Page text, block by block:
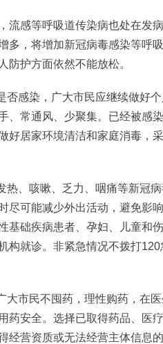
感等呼吸道传染病也处在发病
多，将增加新冠病毒感染等呼
防护方面依然不能放松。
感染，广大市民应继续做好个
、常通风、少聚集。已经被感
好居家环境清洁和家庭消毒，
、咳嗽、乏力、咽痛等新冠病
尽可能减少外出活动，避免影
基础疾病患者、孕妇、儿童和
构就诊。非紧急情况不拨打
市民不囤药，理性购药，在医
药安全。选择已取得药品、医
经营资质或无法经营主体信息